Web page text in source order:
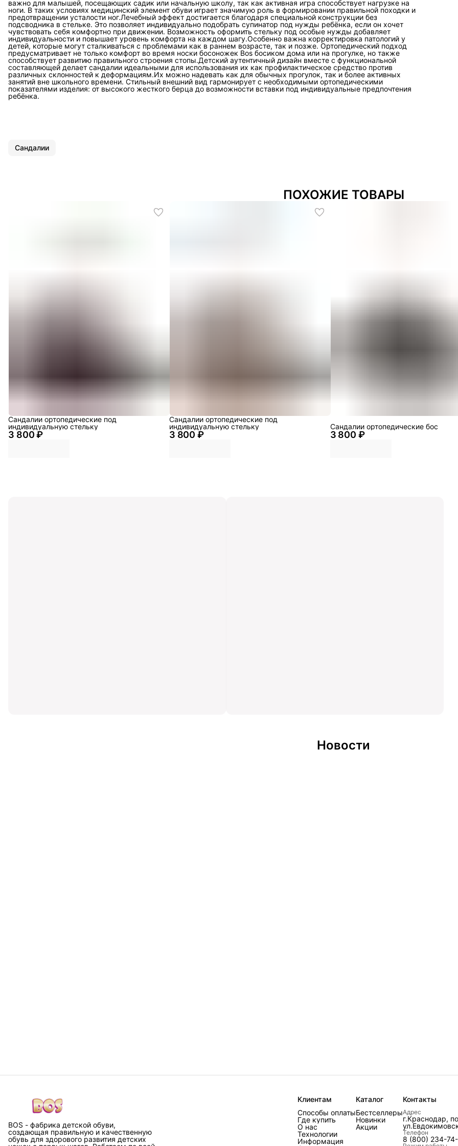
важно для малышей, посещающих садик или начальную школу, так как активная игра способствует нагрузке на
ноги. В таких условиях медицинский элемент обуви играет значимую роль в формировании правильной походки и
предотвращении усталости ног.Лечебный эффект достигается благодаря специальной конструкции без
подсводника в стельке. Это позволяет индивидуально подобрать супинатор под нужды ребёнка, если он хочет
чувствовать себя комфортно при движении. Возможность оформить стельку под особые нужды добавляет
индивидуальности и повышает уровень комфорта на каждом шагу.Особенно важна корректировка патологий у
детей, которые могут сталкиваться с проблемами как в раннем возрасте, так и позже. Ортопедический подход
предусматривает не только комфорт во время носки босоножек Bos босиком дома или на прогулке, но также
способствует развитию правильного строения стопы.Детский аутентичный дизайн вместе с функциональной
составляющей делает сандалии идеальными для использования их как профилактическое средство против
различных склонностей к деформациям.Их можно надевать как для обычных прогулок, так и более активных
занятий вне школьного времени. Стильный внешний вид гармонирует с необходимыми ортопедическими
показателями изделия: от высокого жесткого берца до возможности вставки под индивидуальные предпочтения
ребёнка.
Сандалии
ПОХОЖИЕ ТОВАРЫ
3 800 ₽
Сандалии ортопедические под
индивидуальную стельку
3 800 ₽
Сандалии ортопедические под
индивидуальную стельку
3 800 ₽
Сандалии ортопедические бос
Новости
BOS - фабрика детской обуви,
создающая правильную и качественную
обувь для здорового развития детских
Клиентам
Способы оплаты
Где купить
О нас
Технологии
Информация
Каталог
Бестселлеры
Новинки
Акции
Контакты
Адрес
г.Краснодар,
Телефон
8 (800) 234-